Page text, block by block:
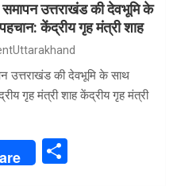
उत्तराखंड की देवभूमि के
केंद्रीय गृह मंत्री शाह
उत्तराखंड की देवभूमि के साथ
गृह मंत्री शाह केंद्रीय गृह मंत्री